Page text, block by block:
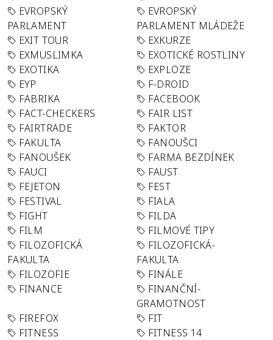
EVROPSKÝ
PARLAMENT
EVROPSKÝ
PARLAMENT MLÁDEŽE
EXIT TOUR
EXKURZE
EXMUSLIMKA
EXOTICKÉ ROSTLINY
EXOTIKA
EXPLOZE
EYP
F-DROID
FABRIKA
FACEBOOK
FACT-CHECKERS
FAIR LIST
FAIRTRADE
FAKTOR
FAKULTA
FANOUŠCI
FANOUŠEK
FARMA BEZDÍNEK
FAUCI
FAUST
FEJETON
FEST
FESTIVAL
FIALA
FIGHT
FILDA
FILM
FILMOVÉ TIPY
FILOZOFICKÁ
FAKULTA
FILOZOFICKÁ-
FAKULTA
FILOZOFIE
FINÁLE
FINANCE
FINANČNÍ-
GRAMOTNOST
FIREFOX
FIT
FITNESS
FITNESS 14